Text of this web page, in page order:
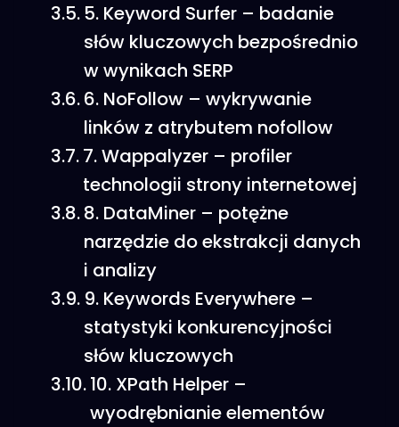
5. Keyword Surfer – badanie
słów kluczowych bezpośrednio
w wynikach SERP
6. NoFollow – wykrywanie
linków z atrybutem nofollow
7. Wappalyzer – profiler
technologii strony internetowej
8. DataMiner – potężne
narzędzie do ekstrakcji danych
i analizy
9. Keywords Everywhere –
statystyki konkurencyjności
słów kluczowych
10. XPath Helper –
wyodrębnianie elementów